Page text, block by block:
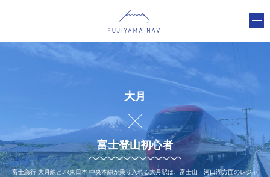
大月
富士登山初心者
富士急行 大月線とJR東日本 中央本線が乗り入れる大月駅は、富士山・河口湖方面のレジャ